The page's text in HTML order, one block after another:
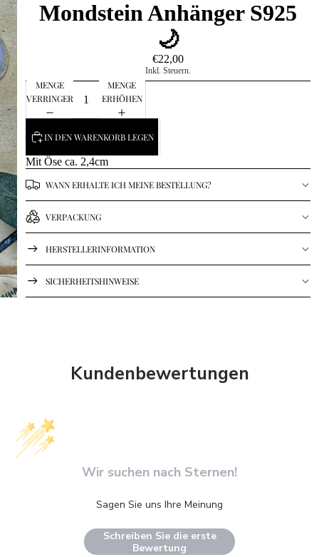
Mondstein Anhänger S925
🌙
€22,00
Inkl. Steuern.
MENGE
VERRINGERN
MENGE
ERHÖHEN
IN DEN WARENKORB LEGEN
Mit Öse ca. 2,4cm
WANN ERHALTE ICH MEINE BESTELLUNG?
VERPACKUNG
HERSTELLERINFORMATION
SICHERHEITSHINWEISE
Kundenbewertungen
Wir suchen nach Sternen!
Sagen Sie uns Ihre Meinung
Schreiben Sie die erste
Bewertung